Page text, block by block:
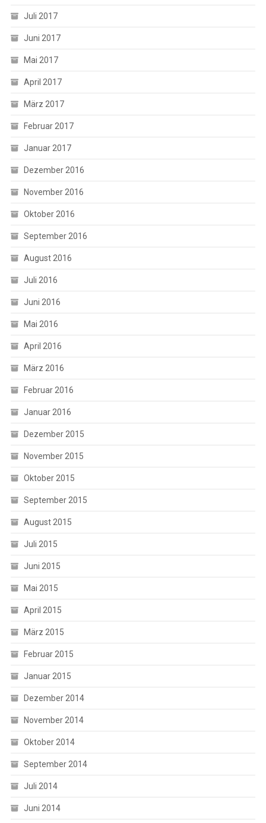
Juli 2017
Juni 2017
Mai 2017
April 2017
März 2017
Februar 2017
Januar 2017
Dezember 2016
November 2016
Oktober 2016
September 2016
August 2016
Juli 2016
Juni 2016
Mai 2016
April 2016
März 2016
Februar 2016
Januar 2016
Dezember 2015
November 2015
Oktober 2015
September 2015
August 2015
Juli 2015
Juni 2015
Mai 2015
April 2015
März 2015
Februar 2015
Januar 2015
Dezember 2014
November 2014
Oktober 2014
September 2014
Juli 2014
Juni 2014